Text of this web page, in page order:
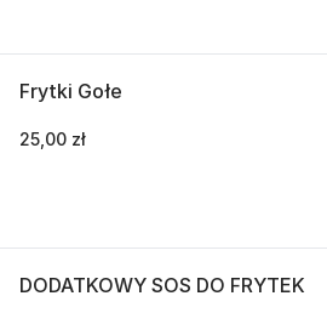
Frytki Gołe
25,00 zł
DODATKOWY SOS DO FRYTEK